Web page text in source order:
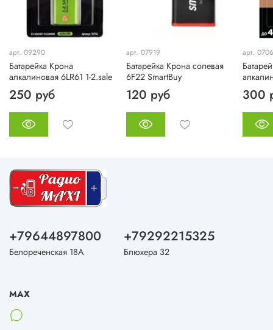
арт. 09290
Батарейка Крона
алкалиновая 6LR61 1-2.sale
250 руб
арт. 07919
Батарейка Крона солевая
6F22 SmartBuy
120 руб
арт.
300
+79644897800
Белореченская 18А
+79292215325
Блюхера 32
MAX